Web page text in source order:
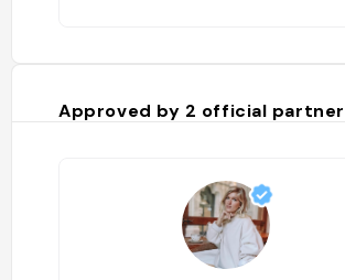
Approved by 2 official